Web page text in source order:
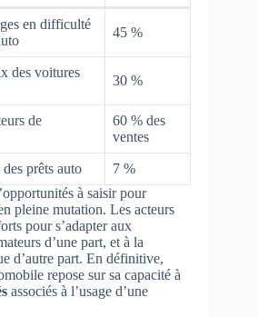
en difficulté
45 %
des voitures
30 %
de
60 % des
ventes
prêts auto
7 %
à saisir pour
pleine mutation. Les acteurs
pour s’adapter aux
d’une part, et à la
d’autre part. En définitive,
repose sur sa capacité à
associés à l’usage d’une